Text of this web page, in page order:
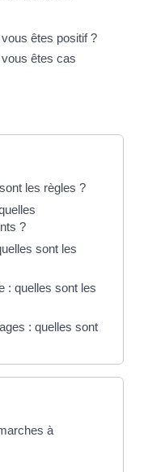
êtes positif ?
êtes cas
les règles ?
?
sont les
: quelles sont les
: quelles sont
à